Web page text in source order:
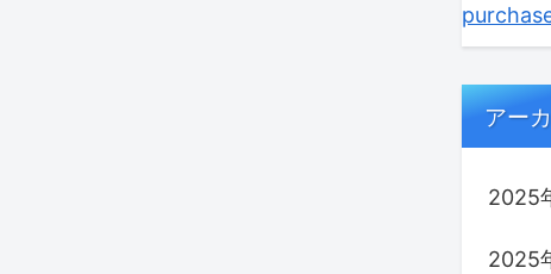
アー
2025
2025